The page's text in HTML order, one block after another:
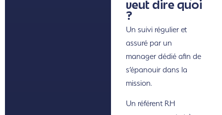
veut dire quoi
?
Un suivi régulier et
assuré par un
manager dédié afin de
s’épanouir dans la
mission.
Un référent RH